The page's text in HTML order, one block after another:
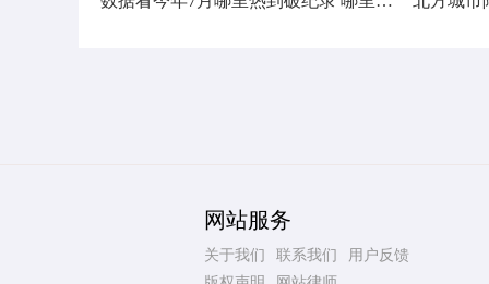
网站服务
关于我们 联系我们
用户反馈